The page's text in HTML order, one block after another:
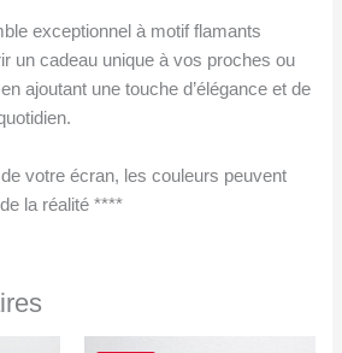
exceptionnel à motif flamants
un cadeau unique à vos proches ou
ajoutant une touche d’élégance et de
votre écran, les couleurs peuvent
la réalité ****